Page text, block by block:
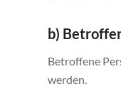
b)
Betroffene
werden.